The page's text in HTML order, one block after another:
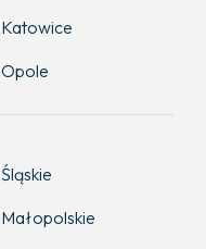
Katowice
Opole
Śląskie
Małopolskie